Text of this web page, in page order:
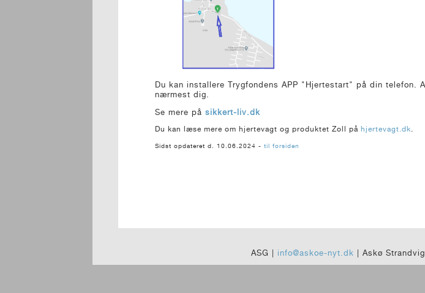
Du kan installere Trygfondens APP "Hjertestart" på din telefon.
nærmest dig.
Se mere på sikkert-liv.dk
Du kan læse mere om hjertevagt og produktet Zoll på hjertevagt.dk.
Sidst opdateret d. 10.06.2024 - til forsiden
ASG | info@askoe-nyt.dk | Askø